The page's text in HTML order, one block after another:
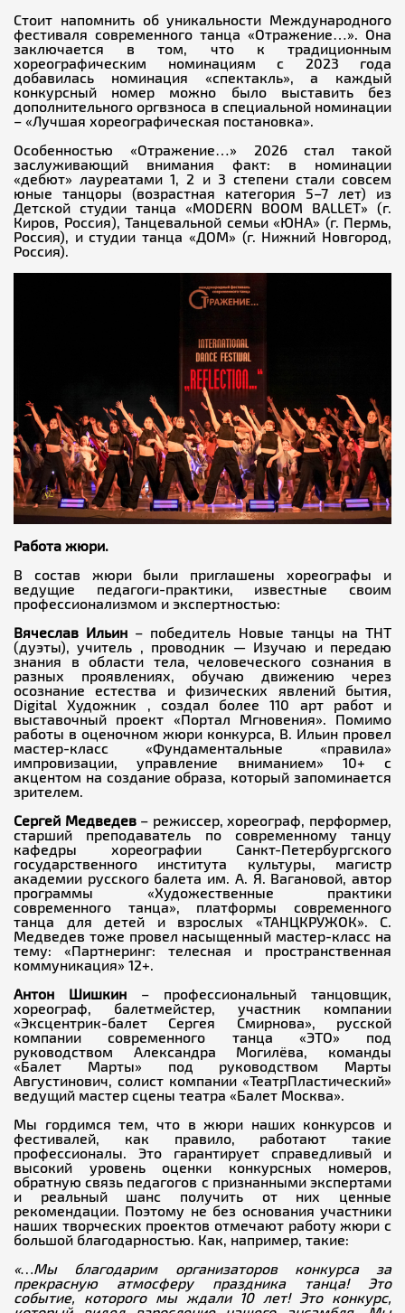
Стоит напомнить об уникальности Международного
фестиваля современного танца «Отражение…». Она
заключается в том, что к традиционным
хореографическим номинациям с 2023 года
добавилась номинация «спектакль», а каждый
конкурсный номер можно было выставить без
дополнительного оргвзноса в специальной номинации
– «Лучшая хореографическая постановка».
Особенностью «Отражение…» 2026 стал такой
заслуживающий внимания факт: в номинации
«дебют» лауреатами 1, 2 и 3 степени стали совсем
юные танцоры (возрастная категория 5–7 лет) из
Детской студии танца «MODERN BOOM BALLET» (г.
Киров, Россия), Танцевальной семьи «ЮНА» (г. Пермь,
Россия), и студии танца «ДОМ» (г. Нижний Новгород,
Россия).
Работа жюри.
В состав жюри были приглашены хореографы и
ведущие педагоги-практики, известные своим
профессионализмом и экспертностью:
Вячеслав Ильин – победитель Новые танцы на ТНТ
(дуэты), учитель , проводник — Изучаю и передаю
знания в области тела, человеческого сознания в
разных проявлениях, обучаю движению через
осознание естества и физических явлений бытия,
Digital Художник , создал более 110 арт работ и
выставочный проект «Портал Мгновения». Помимо
работы в оценочном жюри конкурса, В. Ильин провел
мастер-класс «Фундаментальные «правила»
импровизации, управление вниманием» 10+ с
акцентом на создание образа, который запоминается
зрителем.
Сергей Медведев– режиссер, хореограф, перформер,
старший преподаватель по современному танцу
кафедры хореографии Санкт-Петербургского
государственного института культуры, магистр
академии русского балета им. А. Я. Вагановой, автор
программы «Художественные практики
современного танца», платформы современного
танца для детей и взрослых «ТАНЦКРУЖОК». С.
Медведев тоже провел насыщенный мастер-класс на
тему: «Партнеринг: телесная и пространственная
коммуникация» 12+.
Антон Шишкин – профессиональный танцовщик,
хореограф, балетмейстер, участник компании
«Эксцентрик-балет Сергея Смирнова», русской
компании современного танца «ЭТО» под
руководством Александра Могилёва, команды
«Балет Марты» под руководством Марты
Августинович, солист компании «ТеатрПластический»
ведущий мастер сцены театра «Балет Москва».
Мы гордимся тем, что в жюри наших конкурсов и
фестивалей, как правило, работают такие
профессионалы. Это гарантирует справедливый и
высокий уровень оценки конкурсных номеров,
обратную связь педагогов с признанными экспертами
и реальный шанс получить от них ценные
рекомендации. Поэтому не без основания участники
наших творческих проектов отмечают работу жюри с
большой благодарностью. Как, например, такие:
«…Мы благодарим организаторов конкурса за
прекрасную атмосферу праздника танца! Это
событие, которого мы ждали 10 лет! Это конкурс,